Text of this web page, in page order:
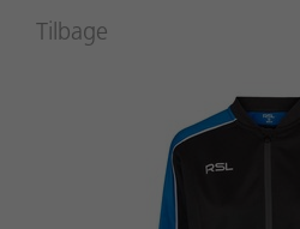
Tilbage